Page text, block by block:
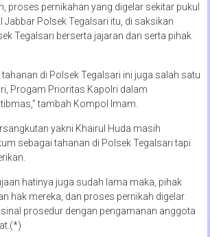
proses pernikahan yang digelar sekitar pukul
Jabbar Polsek Tegalsari itu, di saksikan
Tegalsari berserta jajaran dan serta pihak
tahanan di Polsek Tegalsari ini juga salah satu
Progam Prioritas Kapolri dalam
tambah Kompol Imam.
yakni Khairul Huda masih
sebagai tahanan di Polsek Tegalsari tapi
hatinya juga sudah lama maka, pihak
hak mereka, dan proses pernikah digelar
prosedur dengan pengamanan anggota